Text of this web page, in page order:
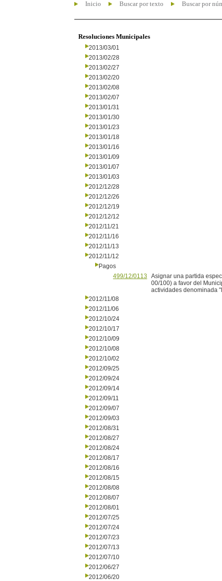
Inicio Buscar por texto Buscar por
Resoluciones Municipales
2013/03/01
2013/02/28
2013/02/27
2013/02/20
2013/02/08
2013/02/07
2013/01/31
2013/01/30
2013/01/23
2013/01/18
2013/01/16
2013/01/09
2013/01/07
2013/01/03
2012/12/28
2012/12/26
2012/12/19
2012/12/12
2012/11/21
2012/11/16
2012/11/13
2012/11/12
Pagos
499/12/0113
Asignar una partida
00/100) a favor del
actividades denominada
2012/11/08
2012/11/06
2012/10/24
2012/10/17
2012/10/09
2012/10/08
2012/10/02
2012/09/25
2012/09/24
2012/09/14
2012/09/11
2012/09/07
2012/09/03
2012/08/31
2012/08/27
2012/08/24
2012/08/17
2012/08/16
2012/08/15
2012/08/08
2012/08/07
2012/08/01
2012/07/25
2012/07/24
2012/07/23
2012/07/13
2012/07/10
2012/06/27
2012/06/20